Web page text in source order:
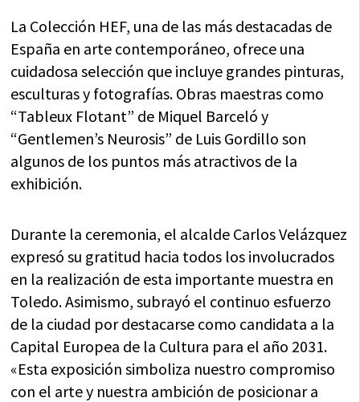
La Colección HEF, una de las más destacadas de
España en arte contemporáneo, ofrece una
cuidadosa selección que incluye grandes pinturas,
esculturas y fotografías. Obras maestras como
“Tableux Flotant” de Miquel Barceló y
“Gentlemen’s Neurosis” de Luis Gordillo son
algunos de los puntos más atractivos de la
exhibición.
Durante la ceremonia, el alcalde Carlos Velázquez
expresó su gratitud hacia todos los involucrados
en la realización de esta importante muestra en
Toledo. Asimismo, subrayó el continuo esfuerzo
de la ciudad por destacarse como candidata a la
Capital Europea de la Cultura para el año 2031.
«Esta exposición simboliza nuestro compromiso
con el arte y nuestra ambición de posicionar a